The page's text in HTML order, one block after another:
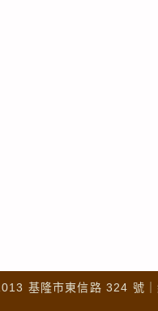
基隆市東信路 324 號